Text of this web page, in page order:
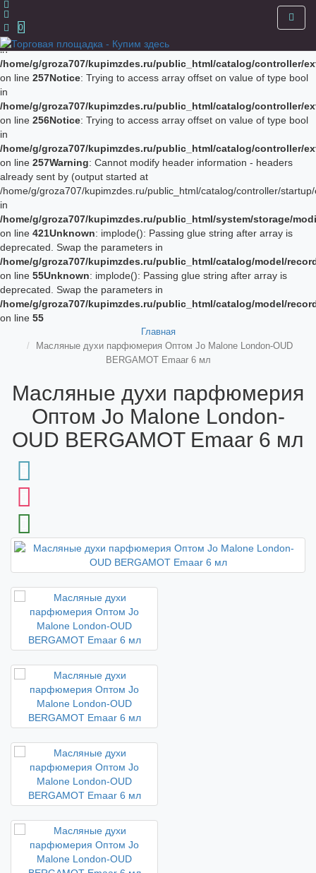
Notice
/home/g/groza707/kupimzdes.ru/public_html/catalog/controller/
on line
in
/home/g/groza707/kupimzdes.ru/public_html/catalog/controller/
on line 257Notice: Trying to access array offset on value of type bool
in
/home/g/groza707/kupimzdes.ru/public_html/catalog/controller/
on line 256Notice: Trying to access array offset on value of type bool
in
/home/g/groza707/kupimzdes.ru/public_html/catalog/controller/
on line 257Warning: Cannot modify header information - headers
already sent by (output started at
/home/g/groza707/kupimzdes.ru/public_html/catalog/controller/
in
/home/g/groza707/kupimzdes.ru/public_html/system/storage/
on line 421Unknown: implode(): Passing glue string after array is
deprecated. Swap the parameters in
/home/g/groza707/kupimzdes.ru/public_html/catalog/model/
on line 55Unknown: implode(): Passing glue string after array is
deprecated. Swap the parameters in
/home/g/groza707/kupimzdes.ru/public_html/catalog/model/
on line 55
0
Главная
Масляные духи парфюмерия Оптом Jo Malone London-OUD
BERGAMOT Emaar 6 мл
Масляные духи парфюмерия
Оптом Jo Malone London-
OUD BERGAMOT Emaar 6 мл